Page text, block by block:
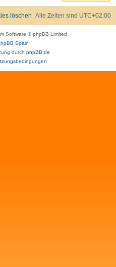
Alle Zeiten sind UTC+02:00
löschen
Software © phpBB Limited
Spain
durch phpBB.de